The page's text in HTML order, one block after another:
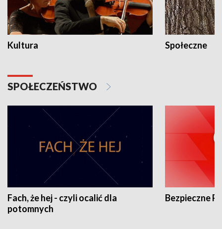
Kultura Społeczne
SPOŁECZEŃSTWO
Fach, że hej - czyli ocalić dla
potomnych
Bezpieczne